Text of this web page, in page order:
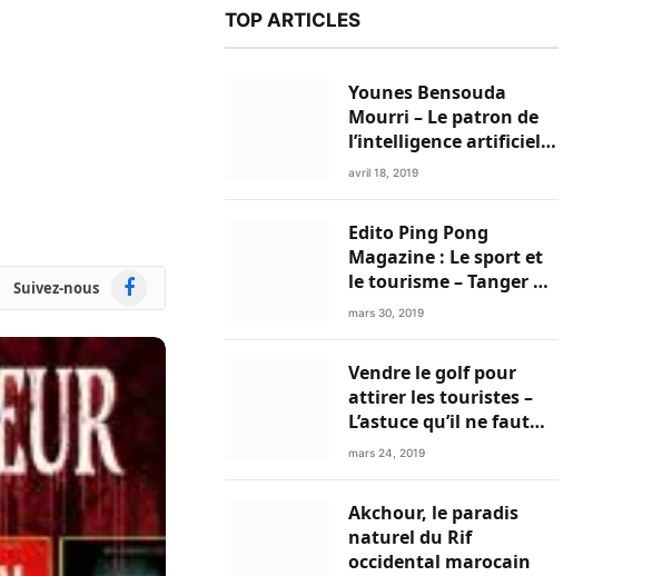
Suivez-nous Facebook
TOP ARTICLES
Younes Bensouda
Mourri – Le patron de
l’intelligence artificielle
est un Marocain
avril 18, 2019
Edito Ping Pong
Magazine : Le sport et
le tourisme – Tanger a
tout pour réussir!
mars 30, 2019
Vendre le golf pour
attirer les touristes –
L’astuce qu’il ne faut
plus négliger
mars 24, 2019
Akchour, le paradis
naturel du Rif
occidental marocain